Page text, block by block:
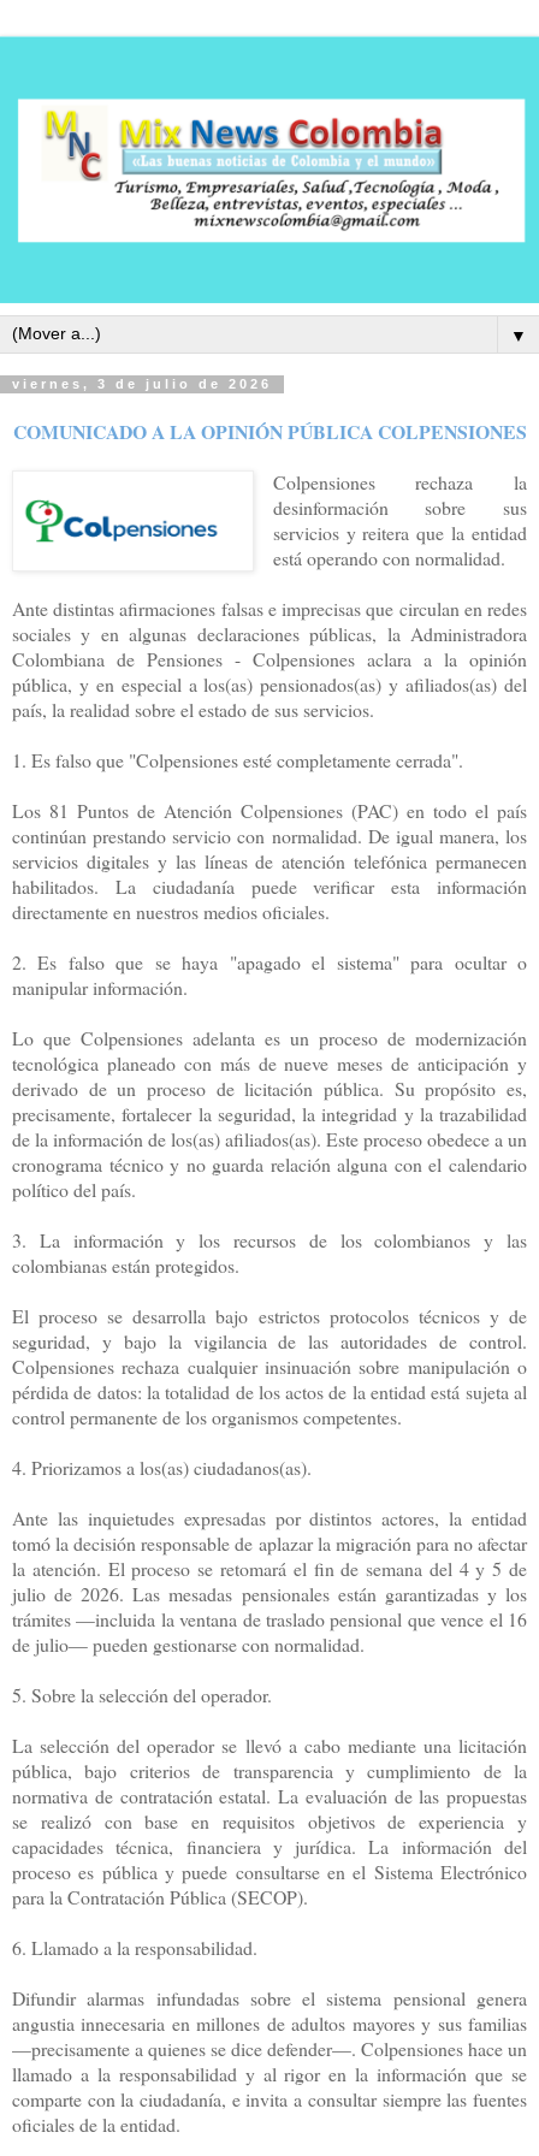
▼
viernes, 3 de julio de 2026
COMUNICADO A LA OPINIÓN PÚBLICA COLPENSIONES
Colpensiones rechaza la
desinformación sobre sus
servicios y reitera que la entidad
está operando con normalidad.
Ante distintas afirmaciones falsas e imprecisas que circulan en redes
sociales y en algunas declaraciones públicas, la Administradora
Colombiana de Pensiones - Colpensiones aclara a la opinión
pública, y en especial a los(as) pensionados(as) y afiliados(as) del
país, la realidad sobre el estado de sus servicios.
1. Es falso que "Colpensiones esté completamente cerrada".
Los 81 Puntos de Atención Colpensiones (PAC) en todo el país
continúan prestando servicio con normalidad. De igual manera, los
servicios digitales y las líneas de atención telefónica permanecen
habilitados. La ciudadanía puede verificar esta información
directamente en nuestros medios oficiales.
2. Es falso que se haya "apagado el sistema" para ocultar o
manipular información.
Lo que Colpensiones adelanta es un proceso de modernización
tecnológica planeado con más de nueve meses de anticipación y
derivado de un proceso de licitación pública. Su propósito es,
precisamente, fortalecer la seguridad, la integridad y la trazabilidad
de la información de los(as) afiliados(as). Este proceso obedece a un
cronograma técnico y no guarda relación alguna con el calendario
político del país.
3. La información y los recursos de los colombianos y las
colombianas están protegidos.
El proceso se desarrolla bajo estrictos protocolos técnicos y de
seguridad, y bajo la vigilancia de las autoridades de control.
Colpensiones rechaza cualquier insinuación sobre manipulación o
pérdida de datos: la totalidad de los actos de la entidad está sujeta al
control permanente de los organismos competentes.
4. Priorizamos a los(as) ciudadanos(as).
Ante las inquietudes expresadas por distintos actores, la entidad
tomó la decisión responsable de aplazar la migración para no afectar
la atención. El proceso se retomará el fin de semana del 4 y 5 de
julio de 2026. Las mesadas pensionales están garantizadas y los
trámites —incluida la ventana de traslado pensional que vence el 16
de julio— pueden gestionarse con normalidad.
5. Sobre la selección del operador.
La selección del operador se llevó a cabo mediante una licitación
pública, bajo criterios de transparencia y cumplimiento de la
normativa de contratación estatal. La evaluación de las propuestas
se realizó con base en requisitos objetivos de experiencia y
capacidades técnica, financiera y jurídica. La información del
proceso es pública y puede consultarse en el Sistema Electrónico
para la Contratación Pública (SECOP).
6. Llamado a la responsabilidad.
Difundir alarmas infundadas sobre el sistema pensional genera
angustia innecesaria en millones de adultos mayores y sus familias
—precisamente a quienes se dice defender—. Colpensiones hace un
llamado a la responsabilidad y al rigor en la información que se
comparte con la ciudadanía, e invita a consultar siempre las fuentes
oficiales de la entidad.